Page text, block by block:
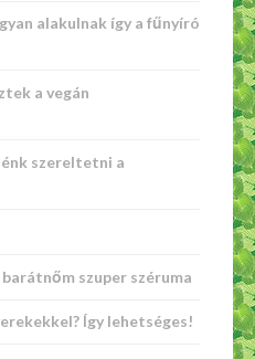
alakulnak így a fűnyíró
a vegán
szereltetni a
szuper széruma
Így lehetséges!